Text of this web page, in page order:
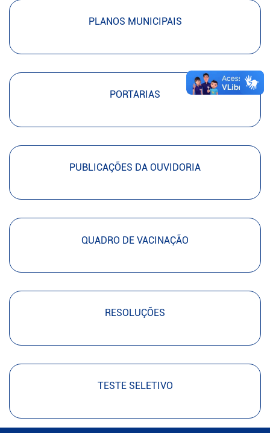
PLANOS MUNICIPAIS
PORTARIAS
PUBLICAÇÕES DA OUVIDORIA
QUADRO DE VACINAÇÃO
RESOLUÇÕES
TESTE SELETIVO